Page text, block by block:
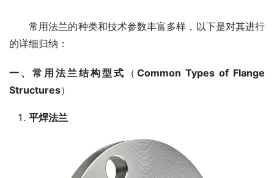
常用法兰的种类和技术参数丰富多样，以下是对其进行
的详细归纳：
一、常用法兰结构型式 （ Common Types of Flange
Structures）
平焊法兰